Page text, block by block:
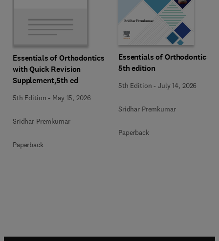
Essentials of Orthodontics
with Quick Revision
Supplement,5th ed
5th Edition - May 15, 2026
Sridhar Premkumar
Paperback
Essentials of Orthodontics,
5th edition
5th Edition -July 14, 2026
Sridhar Premkumar
Paperback